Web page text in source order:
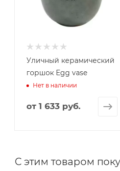
Уличный керамический
горшок Egg vase
Нет в наличии
от 1 633 руб.
С этим товаром